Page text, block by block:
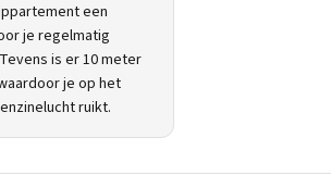
een
je regelmatig
is er 10 meter
je op het
ruikt.